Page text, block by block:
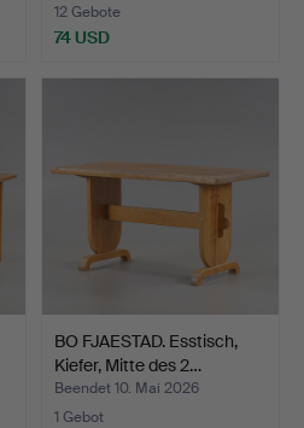
12 Gebote
74 USD
BO FJAESTAD. Esstisch,
Kiefer, Mitte des 2…
Beendet 10. Mai 2026
1 Gebot